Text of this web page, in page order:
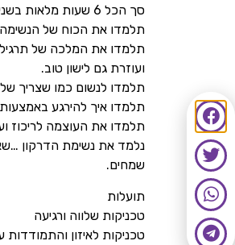
סך הכל 6 שעות מלאות בשני מפגשים בהם תלמדו איך לנשום נכון .
תלמדו את הכוח של הנשימה
תלמדו את המלכה של
ועוזרת גם לישון טוב.
תלמדו לנשום כמו שצריך
תלמדו איך להירגע
תלמדו את העוצמה לריכוז
נלמד את נשימת הדרקון
שמחים.
תועלות
טכניקות שלווה ורגיעה
טכניקות לאיזון והתמודדות